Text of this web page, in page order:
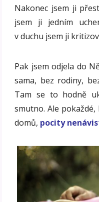
Nakonec jsem ji
jsem ji jedním
v duchu jsem ji
Pak jsem odjela do
sama, bez rodiny,
Tam se to hodně
smutno. Ale
domů, pocity